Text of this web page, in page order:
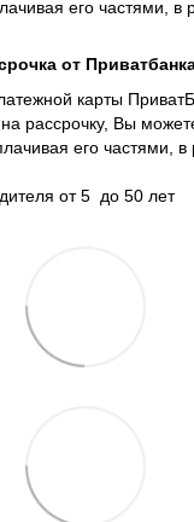
его частями, в
от
карты
рассрочку, Вы
его частями, в
от 5 до 50 лет